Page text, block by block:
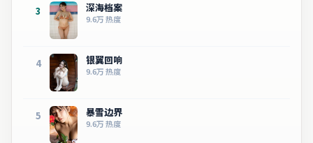
3 深海档案
9.6万热度
4 银翼回响
9.6万热度
5 暴雪边界
9.6万热度